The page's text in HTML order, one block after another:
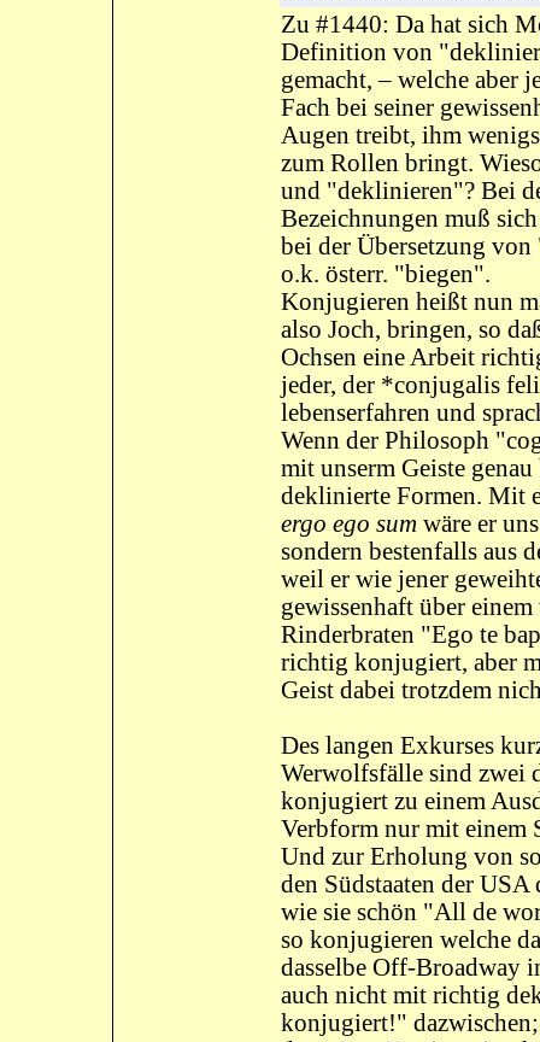
Zu #1440: Da hat sich
Definition von
gemacht, – welche aber
Fach bei seiner
Augen treibt, ihm
zum Rollen bringt.
und "deklinieren"? Bei
Bezeichnungen muß
bei der Übersetzung
o.k. österr. "biegen".
Konjugieren heißt nun
also Joch, bringen, so
Ochsen eine Arbeit
jeder, der *conjugalis
lebenserfahren und
Wenn der Philosoph
mit unserm Geiste
deklinierte Formen. Mit
ergo ego sum wäre er
sondern bestenfalls aus
weil er wie jener
gewissenhaft über
Rinderbraten "Ego te
richtig konjugiert, aber
Geist dabei trotzdem
Des langen Exkurses
Werwolfsfälle sind zwei
konjugiert zu einem
Verbform nur mit einem
Und zur Erholung von
den Südstaaten der
wie sie schön "All de
so konjugieren welche
dasselbe Off-Broadway
auch nicht mit richtig
konjugiert!" dazwischen;